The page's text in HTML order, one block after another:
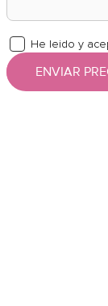
He leido y
ENVIAR